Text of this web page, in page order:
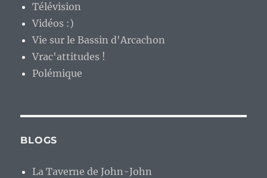
Télévision
Vidéos :)
Vie sur le Bassin d'Arcachon
Vrac'attitudes !
Polémique
BLOGS
La Taverne de John-John